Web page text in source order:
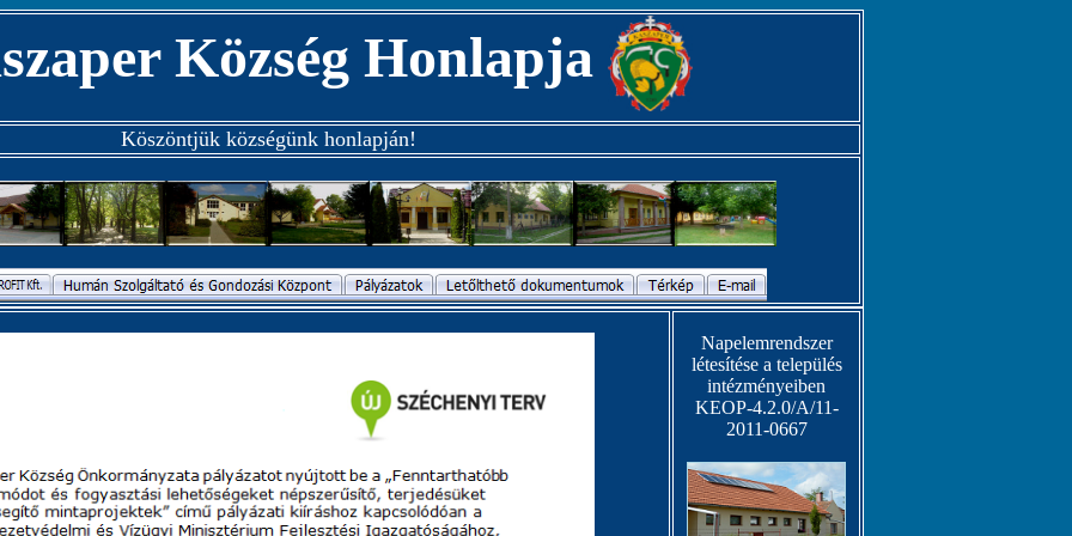
Község Honlapja
Köszöntjük községünk honlapján!
Napelemrendszer
létesítése a település
intézményeiben
KEOP-4.2.0/A/11-
2011-0667